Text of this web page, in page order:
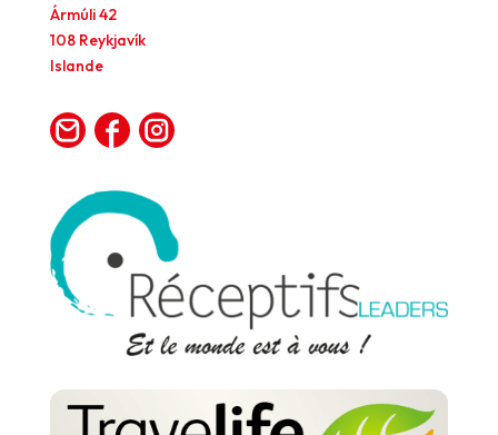
Ármúli 42
108 Reykjavík
Islande